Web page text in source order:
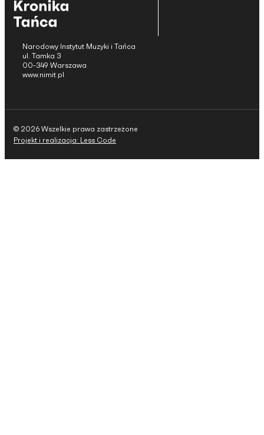
Narodowy Instytut Muzyki i Tańca
ul. Tamka 3
00-349 Warszawa
www.nimit.pl
© 2026 Wszelkie prawa zastrzeżone
Projekt i realizacja: Less Code